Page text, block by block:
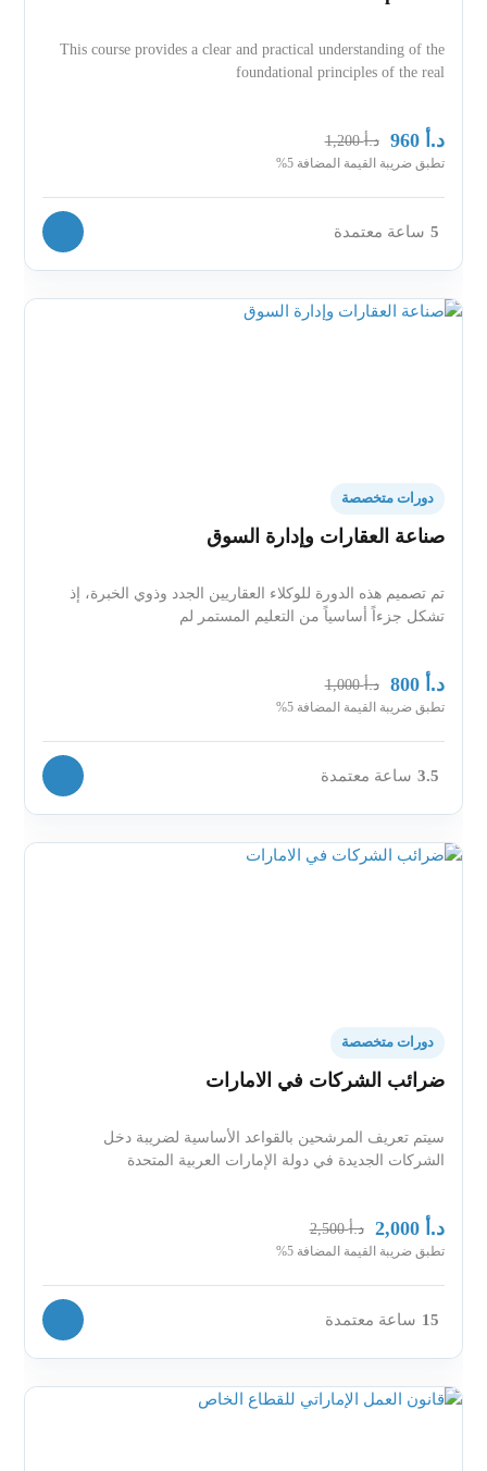
This course provides a clear and practical understanding of the
foundational principles of the real
د.أ 960 د.أ1,200
تطبق ضريبة القيمة المضافة 5%
5 ساعة معتمدة
دورات متخصصة
صناعة العقارات وإدارة السوق
تم تصميم هذه الدورة للوكلاء العقاريين الجدد وذوي الخبرة، إذ
تشكل جزءاً أساسياً من التعليم المستمر لم
د.أ 800 د.أ1,000
تطبق ضريبة القيمة المضافة 5%
3.5 ساعة معتمدة
دورات متخصصة
ضرائب الشركات في الامارات
سيتم تعريف المرشحين بالقواعد الأساسية لضريبة دخل
الشركات الجديدة في دولة الإمارات العربية المتحدة
د.أ 2,000 د.أ2,500
تطبق ضريبة القيمة المضافة 5%
15 ساعة معتمدة